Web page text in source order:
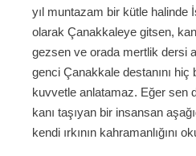
yıl muntazam bir kütle halinde
olarak Çanakkaleye gitsen,
gezsen ve orada mertlik dersi
genci Çanakkale destanını
kuvvetle anlatamaz. Eğer sen
kanı taşıyan bir insansan
kendi ırkının kahramanlığını